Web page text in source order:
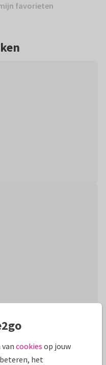
favorieten
cookies op jouw
het